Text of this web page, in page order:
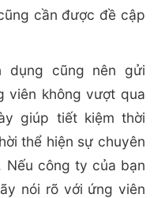
cần được đề cập
dụng cũng nên gửi
viên không vượt qua
giúp tiết kiệm thời
thể hiện sự chuyên
Nếu công ty của bạn
nói rõ với ứng viên